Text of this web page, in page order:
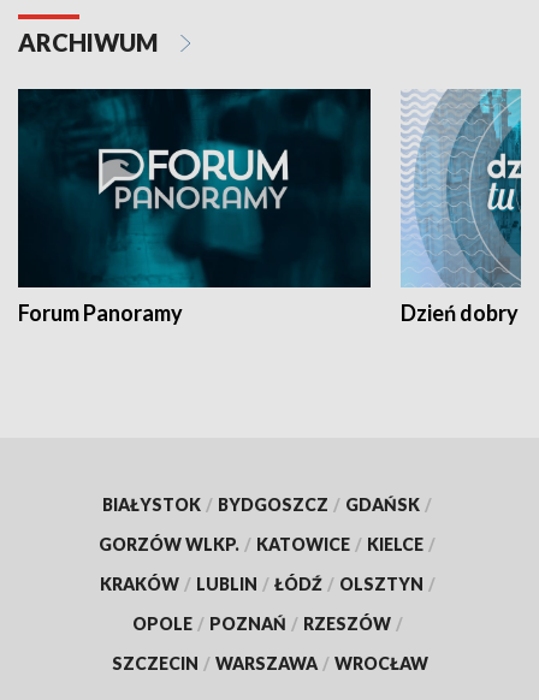
ARCHIWUM
Forum Panoramy Dzień dobry
BIAŁYSTOK / BYDGOSZCZ / GDAŃSK /
GORZÓW WLKP. / KATOWICE / KIELCE /
KRAKÓW / LUBLIN / ŁÓDŹ / OLSZTYN /
OPOLE / POZNAŃ / RZESZÓW /
SZCZECIN / WARSZAWA / WROCŁAW